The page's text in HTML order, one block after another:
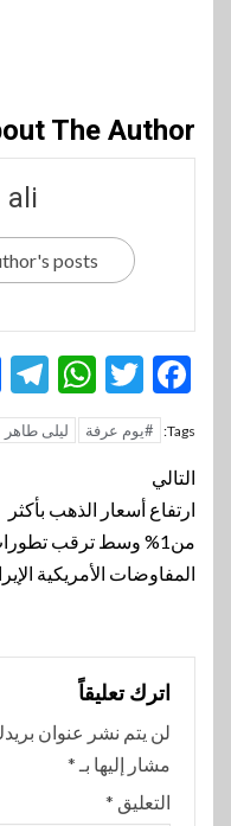
The Author
ali
posts
Facebook
Tags: #يوم عرفة ليلى طاهر
تنقل
المقالة
التالي
ارتفاع أسعار الذهب بأكثر
من1% وسط ترقب
المفاوضات الأمريكية
اترك تعليقاً
لن يتم نشر عنوان
مشار إليها بـ *
التعليق *